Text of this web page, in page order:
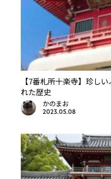
【7番札所十楽寺】珍し
れた歴史
かのまお
2023.05.08